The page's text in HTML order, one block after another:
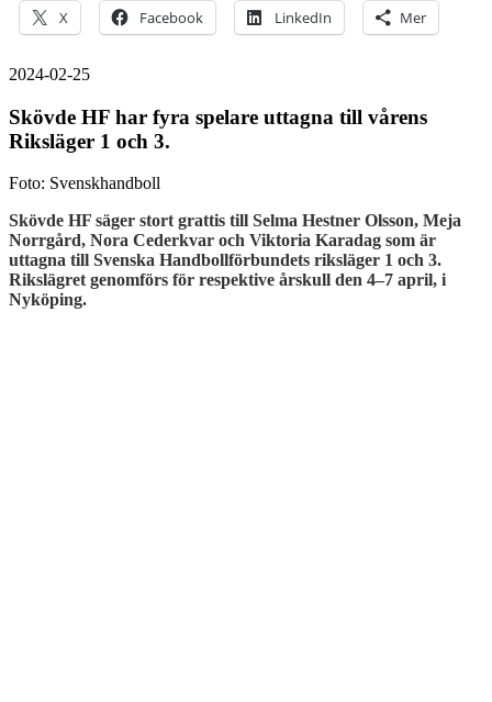
X Facebook LinkedIn Mer
2024-02-25
Skövde HF har fyra spelare uttagna till vårens
Riksläger 1 och 3.
Foto: Svenskhandboll
Skövde HF säger stort grattis till Selma Hestner Olsson, Meja
Norrgård, Nora Cederkvar och Viktoria Karadag som är
uttagna till Svenska Handbollförbundets riksläger 1 och 3.
Rikslägret genomförs för respektive årskull den 4–7 april, i
Nyköping.